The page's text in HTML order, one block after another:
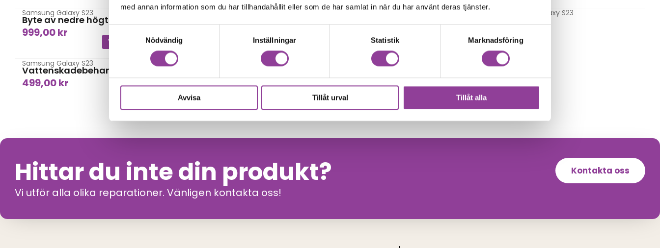
med annan information som du har tillhandahållit eller som de har samlat in när du har använt deras tjänster.
Nödvändig
Inställningar Statistik Marknadsföring
Avvisa Tillåt urval Tillåt alla
Samsung Galaxy S23
Byte av nedre högtalare
999,00kr
Samsung Galaxy S23 Samsung Galaxy S23 Samsung Galaxy S23
Vattenskada
Samsung Galaxy S23
Vattenskadebehandling
499,00kr
Data recovery
799,00kr
Hittar du inte din produkt?
Vi utför alla olika reparationer. Vänligen kontakta oss!
Kontakta oss